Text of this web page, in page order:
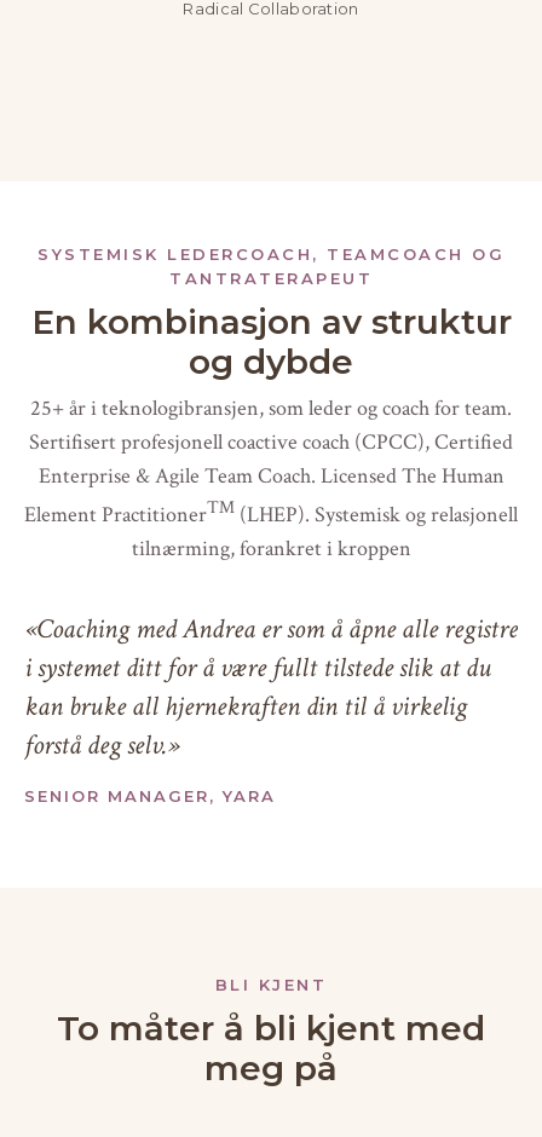
Radical Collaboration
SYSTEMISK LEDERCOACH, TEAMCOACH OG
TANTRATERAPEUT
En kombinasjon av struktur
og dybde
25+ år i teknologibransjen, som leder og coach for team.
Sertifisert profesjonell coactive coach (CPCC), Certified
Enterprise & Agile Team Coach. Licensed The Human
Element Practitioner™ (LHEP). Systemisk og relasjonell
tilnærming, forankret i kroppen
«Coaching med Andrea er som å åpne alle registre
i systemet ditt for å være fullt tilstede slik at du
kan bruke all hjernekraften din til å virkelig
forstå deg selv.»
SENIOR MANAGER, YARA
BLI KJENT
To måter å bli kjent med
meg på